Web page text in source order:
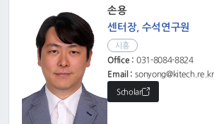
손용
센터장, 수석연구원
시흥
Office : 031-8084-8824
Email : sonyong@kitech.re.kr
Scholar